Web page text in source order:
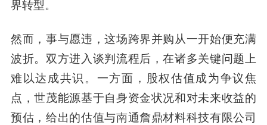
界转型。
然而，事与愿违，这场跨界并购从一开始便充满
波折。双方进入谈判流程后，在诸多关键问题上
难以达成共识。一方面，股权估值成为争议焦
点，世茂能源基于自身资金状况和对未来收益的
预估，给出的估值与南通詹鼎材料科技有限公司